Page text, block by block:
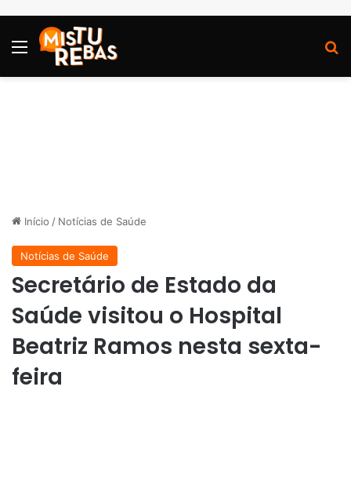
Menu
Início / Notícias de Saúde
Notícias de Saúde
Secretário de Estado da
Saúde visitou o Hospital
Beatriz Ramos nesta sexta-
feira